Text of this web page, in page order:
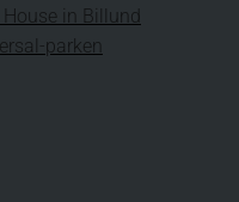
House in Billund
parken